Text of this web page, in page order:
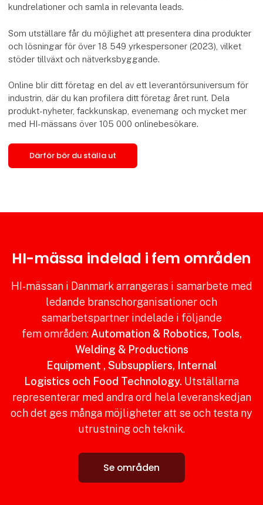
kundrelationer och samla in relevanta leads.
Som utställare får du möjlighet att presentera dina produkter
och lösningar för över 18 549 yrkespersoner (2023), vilket
stöder tillväxt och nätverksbyggande.
Online blir ditt företag en del av ett leverantörsuniversum för
industrin, där du kan profilera ditt företag året runt. Dela
produkt-nyheter, fackkunskap, evenemang och mycket mer
med HI-mässans över 105 000 onlinebesökare.
Därför bör du ställa ut
HI-mässa indelad i fem områden
HI-mässan i Danmark arrangeras i samarbete med
ledande branschorganisationer och
samarbetspartner indelade i följande
fem områden: Automation & Robotics, Tools,
Welding & Productions
Equipment , Subsuppliers, Internal
Logistics och Food Technology. Utställarna
representerar med andra ord hela leveranskedjan
och det ges många möjligheter att se och testa ny
utrustning och teknik.
Se områden